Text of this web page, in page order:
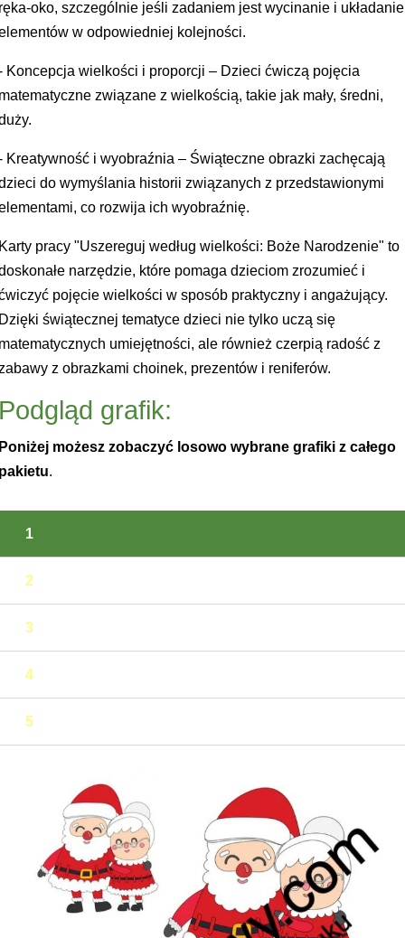
oko, szczególnie jeśli zadaniem jest wycinanie i układanie
w odpowiedniej kolejności.
Koncepcja wielkości i proporcji – Dzieci ćwiczą pojęcia
związane z wielkością, takie jak mały, średni,
Kreatywność i wyobraźnia – Świąteczne obrazki zachęcają
do wymyślania historii związanych z przedstawionymi
co rozwija ich wyobraźnię.
pracy "Uszereguj według wielkości: Boże Narodzenie" to
narzędzie, które pomaga dzieciom zrozumieć i
pojęcie wielkości w sposób praktyczny i angażujący.
świątecznej tematyce dzieci nie tylko uczą się
umiejętności, ale również czerpią radość z
z obrazkami choinek, prezentów i reniferów.
grafik:
możesz zobaczyć losowo wybrane grafiki z całego
.
1
2
3
4
5